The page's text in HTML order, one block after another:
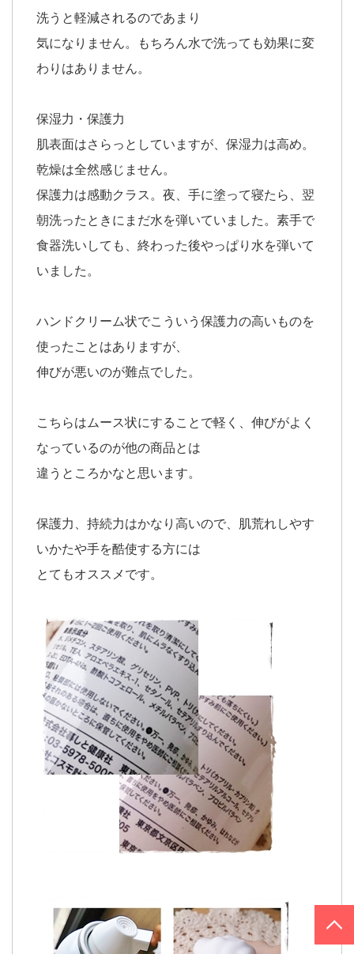
洗うと軽減されるのであまり
気になりません。もちろん水で洗っても効果に変
わりはありません。
保湿力・保護力
肌表面はさらっとしていますが、保湿力は高め。
乾燥は全然感じません。
保護力は感動クラス。夜、手に塗って寝たら、翌
朝洗ったときにまだ水を弾いていました。素手で
食器洗いしても、終わった後やっぱり水を弾いて
いました。
ハンドクリーム状でこういう保護力の高いものを
使ったことはありますが、
伸びが悪いのが難点でした。
こちらはムース状にすることで軽く、伸びがよく
なっているのが他の商品とは
違うところかなと思います。
保護力、持続力はかなり高いので、肌荒れしやす
いかたや手を酷使する方には
とてもオススメです。
PAGE TOP